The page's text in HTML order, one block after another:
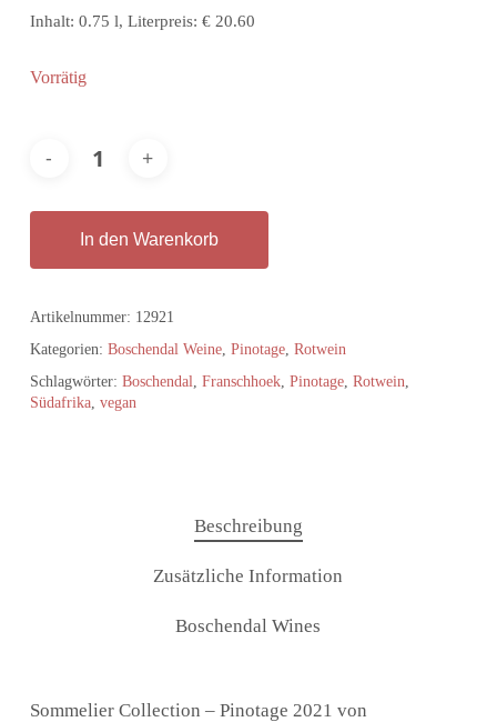
Inhalt: 0.75 l, Literpreis: € 20.60
Vorrätig
In den Warenkorb
Artikelnummer: 12921
Kategorien: Boschendal Weine, Pinotage, Rotwein
Schlagwörter: Boschendal Franschhoek, Pinotage, Rotwein
Südafrika, vegan
Beschreibung
Zusätzliche Information
Boschendal Wines
Sommelier Collection – Pinotage 2021 von